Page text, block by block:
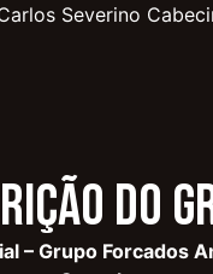
Severino
do
– Grupo Forcados